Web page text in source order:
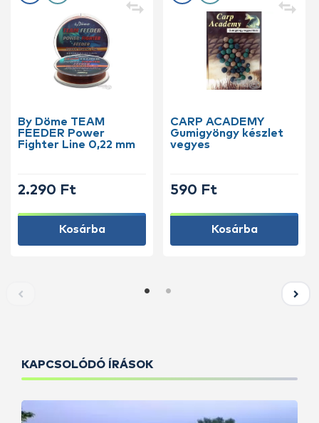
By Döme TEAM
FEEDER Power
Fighter Line 0,22 mm
2.290 Ft
Kosárba
CARP ACADEMY
Gumigyöngy készlet
vegyes
590 Ft
Kosárba
KAPCSOLÓDÓ ÍRÁSOK